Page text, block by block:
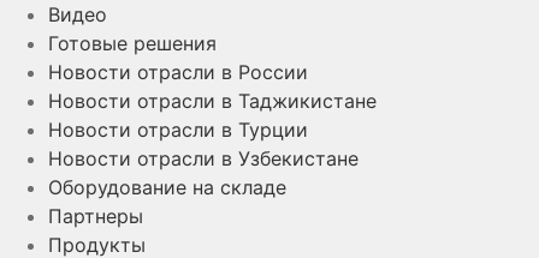
Видео
Готовые решения
Новости отрасли в России
Новости отрасли в Таджикистане
Новости отрасли в Турции
Новости отрасли в Узбекистане
Оборудование на складе
Партнеры
Продукты